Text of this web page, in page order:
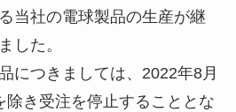
進物用線香はどこで売ってる？デ
パートで買える？贈答時のマナー
は？
当社の電球製品の生産が継
した。
につきましては、2022年8月
除き受注を停止することとな